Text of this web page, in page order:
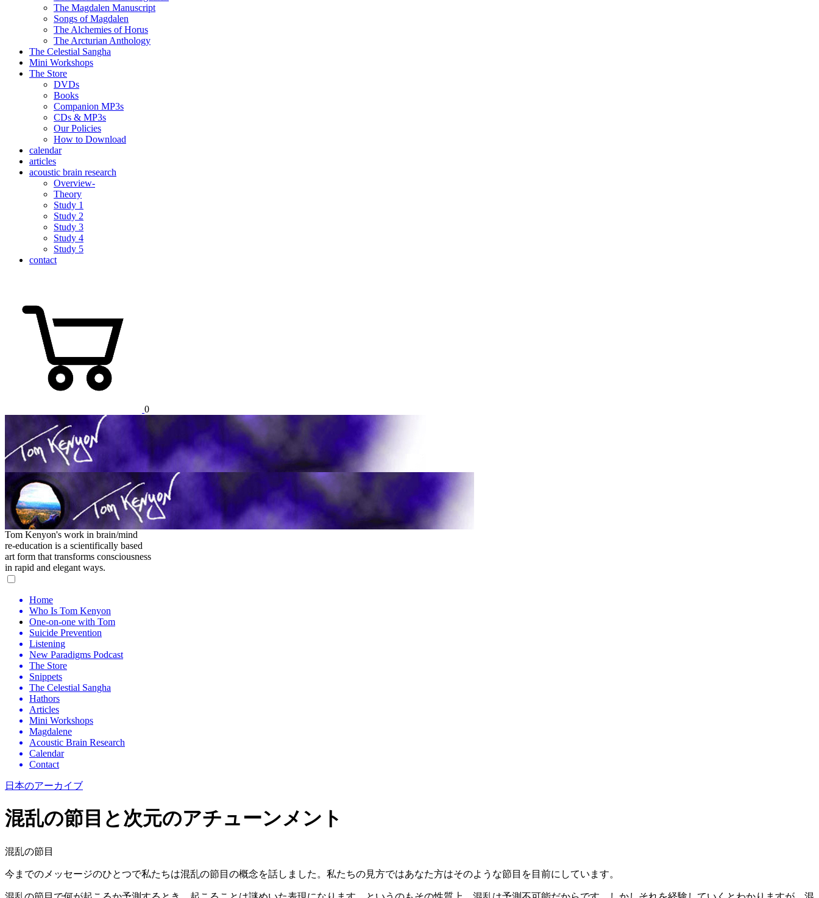
The Magdalen Manuscript
Songs of Magdalen
The Alchemies of Horus
The Arcturian Anthology
The Celestial Sangha
Mini Workshops
The Store
DVDs
Books
Companion MP3s
CDs & MP3s
Our Policies
How to Download
calendar
articles
acoustic brain research
Overview-
Theory
Study 1
Study 2
Study 3
Study 4
Study 5
contact
0
Tom Kenyon's work in brain/mind
re-education is a scientifically based
art form that transforms consciousness
in rapid and elegant ways.
Home
Who Is Tom Kenyon
One-on-one with Tom
Suicide Prevention
Listening
New Paradigms Podcast
The Store
Snippets
The Celestial Sangha
Hathors
Articles
Mini Workshops
Magdalene
Acoustic Brain Research
Calendar
Contact
日本のアーカイブ
混乱の節目と次元のアチューンメント
混乱の節目
今までのメッセージのひとつで私たちは混乱の節目の概念を話しました。私たちの見方ではあなた方はそのような節目を目前にしています。